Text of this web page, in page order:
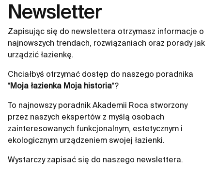
Newsletter
Zapisując się do newslettera otrzymasz informacje o
najnowszych trendach, rozwiązaniach oraz porady jak
urządzić łazienkę.
Chciałbyś otrzymać dostęp do naszego poradnika
"Moja łazienka Moja historia"?
To najnowszy poradnik Akademii Roca stworzony
przez naszych ekspertów z myślą osobach
zainteresowanych funkcjonalnym, estetycznym i
ekologicznym urządzeniem swojej łazienki.
Wystarczy zapisać się do naszego newslettera.